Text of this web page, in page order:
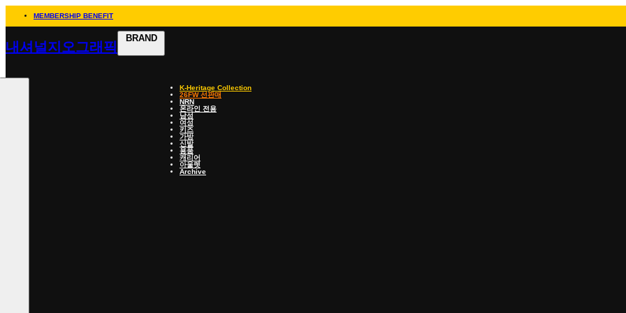
MEMBERSHIP BENEFIT
내셔널지오그래픽
BRAND
K-Heritage Collection
26FW 선판매
NRN
온라인 전용
남성
여성
키즈
가방
신발
용품
캐리어
아울렛
Archive